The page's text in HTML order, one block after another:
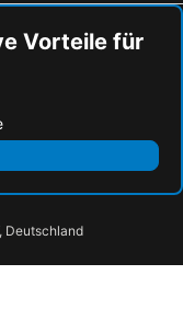
Pera Limenia
Settlement of Stavros
Settlement of Kioni
Settlement of Anogi
Vorteile für
Deutschland